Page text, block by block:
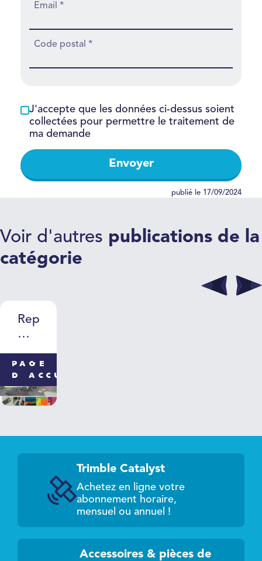
Email *
Code postal *
J'accepte que les données ci-dessus soient
collectées pour permettre le traitement de
ma demande
Envoyer
publié le 17/09/2024
Voir d'autres publications de la
catégorie
PAGE
D'ACCUEIL
Replay
Webinaire
Trinity
Quantum
Systems
Trimble Catalyst
Achetez en ligne votre
abonnement horaire,
mensuel ou annuel !
Accessoires & pièces de